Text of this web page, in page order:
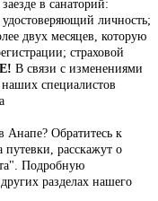
в санаторий:
личность;
двух месяцев, которую
страховой
В связи с изменениями
наших специалистов
Анапе? Обратитесь к
расскажут о
Подробную
разделах нашего